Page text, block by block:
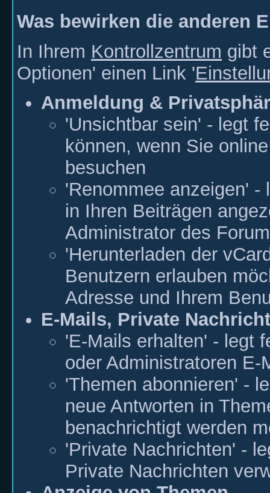
Was bewirken die anderen
In Ihrem Kontrollzentrum gibt
Optionen' einen Link '
Anmeldung &
'Unsichtbar sein' - legt
können, wenn Sie
besuchen
'Renommee anzeigen'
in Ihren Beiträgen
Administrator des
'Herunterladen der
Benutzern erlauben
Adresse und Ihrem
E-Mails, Private
'E-Mails erhalten' - legt
oder Administratoren
'Themen abonnieren' -
neue Antworten in
benachrichtigt werden
'Private Nachrichten' -
Private Nachrichten